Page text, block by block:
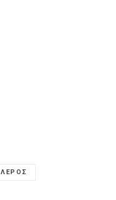
ΛΕΡΟΣ